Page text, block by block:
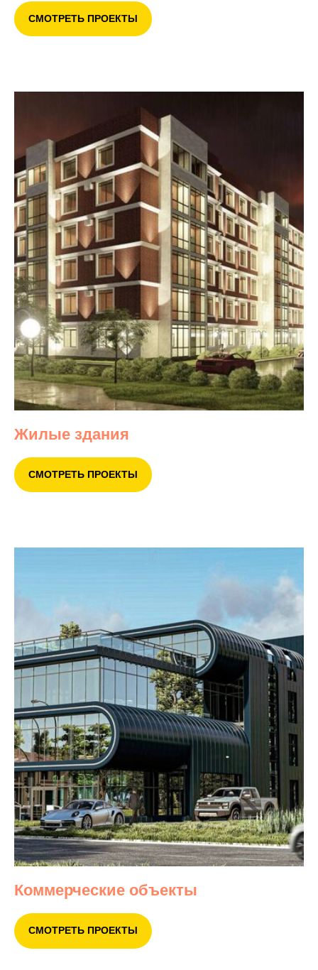
СМОТРЕТЬ ПРОЕКТЫ
Жилые здания
СМОТРЕТЬ ПРОЕКТЫ
Коммерческие объекты
СМОТРЕТЬ ПРОЕКТЫ